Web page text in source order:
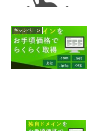
キャンペーン